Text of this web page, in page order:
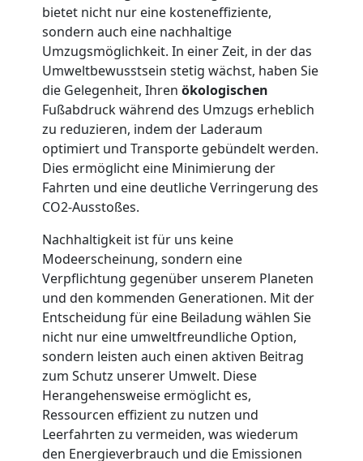
bietet nicht nur eine kosteneffiziente,
sondern auch eine nachhaltige
Umzugsmöglichkeit. In einer Zeit, in der das
Umweltbewusstsein stetig wächst, haben Sie
die Gelegenheit, Ihren ökologischen
Fußabdruck während des Umzugs erheblich
zu reduzieren, indem der Laderaum
optimiert und Transporte gebündelt werden.
Dies ermöglicht eine Minimierung der
Fahrten und eine deutliche Verringerung des
CO2-Ausstoßes.
Nachhaltigkeit ist für uns keine
Modeerscheinung, sondern eine
Verpflichtung gegenüber unserem Planeten
und den kommenden Generationen. Mit der
Entscheidung für eine Beiladung wählen Sie
nicht nur eine umweltfreundliche Option,
sondern leisten auch einen aktiven Beitrag
zum Schutz unserer Umwelt. Diese
Herangehensweise ermöglicht es,
Ressourcen effizient zu nutzen und
Leerfahrten zu vermeiden, was wiederum
den Energieverbrauch und die Emissionen
Leonding
Übersiedlung
Leonding
Klaviertransport
Leonding
Privatumzug
Leonding
Tresortransport